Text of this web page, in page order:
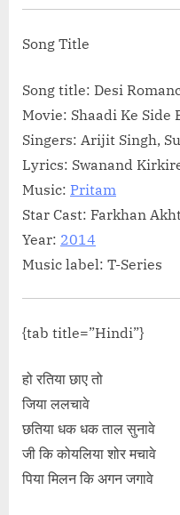
Song Title
Song title: Desi
Movie: Shaadi Ke Side
Singers: Arijit Singh,
Lyrics: Swanand
Music: Pritam
Star Cast: Farkhan
Year: 2014
Music label: T-Series
{tab title=”Hindi”}
हो रतिया छाए तो
जिया ललचावे
छतिया धक धक ताल सुनावे
जी कि कोयलिया शोर मचावे
पिया मिलन कि अगन जगावे